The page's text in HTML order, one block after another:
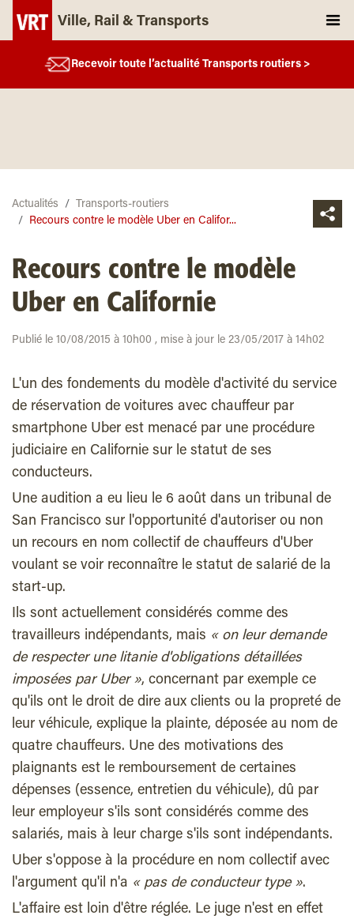
Ville, Rail & Transports
Recevoir toute l’actualité Transports routiers >
Actualités
Transports-routiers
Recours contre le modèle Uber en Califor...
Recours contre le modèle
Uber en Californie
Publié le 10/08/2015 à 10h00 , mise à jour le 23/05/2017 à 14h02
L'un des fondements du modèle d'activité du service
de réservation de voitures avec chauffeur par
smartphone Uber est menacé par une procédure
judiciaire en Californie sur le statut de ses
conducteurs.
Une audition a eu lieu le 6 août dans un tribunal de
San Francisco sur l'opportunité d'autoriser ou non
un recours en nom collectif de chauffeurs d'Uber
voulant se voir reconnaître le statut de salarié de la
start-up.
Ils sont actuellement considérés comme des
travailleurs indépendants, mais « on leur demande
de respecter une litanie d'obligations détaillées
imposées par Uber », concernant par exemple ce
qu'ils ont le droit de dire aux clients ou la propreté de
leur véhicule, explique la plainte, déposée au nom de
quatre chauffeurs. Une des motivations des
plaignants est le remboursement de certaines
dépenses (essence, entretien du véhicule), dû par
leur employeur s'ils sont considérés comme des
salariés, mais à leur charge s'ils sont indépendants.
Uber s'oppose à la procédure en nom collectif avec
l'argument qu'il n'a « pas de conducteur type ».
L'affaire est loin d'être réglée. Le juge n'est en effet